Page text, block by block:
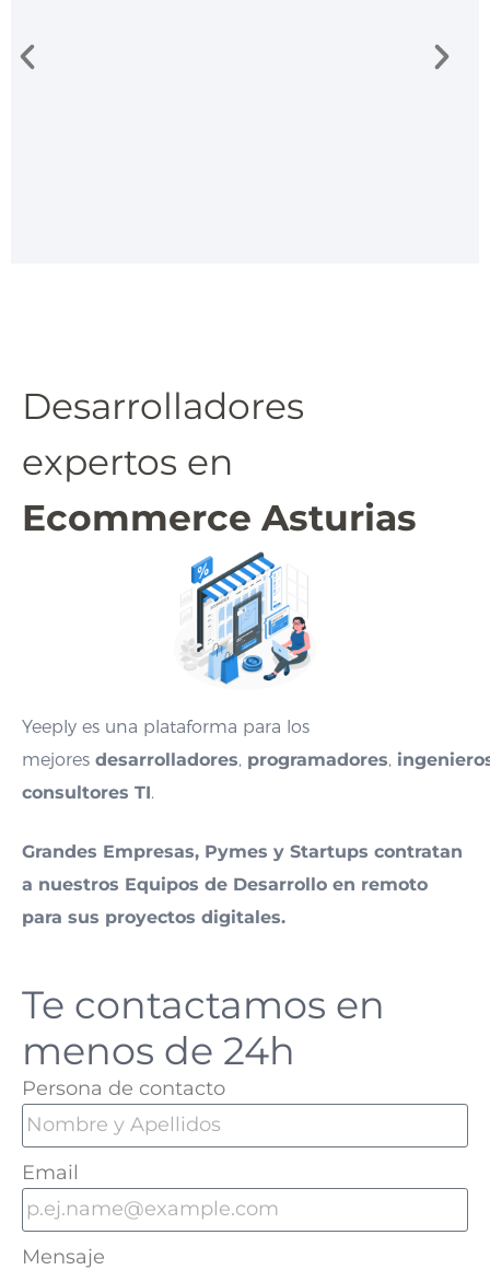
Desarrolladores
expertos en
Ecommerce Asturias
Yeeply es una plataforma para los
mejores desarrolladores, programadores,
consultores TI.
Grandes Empresas, Pymes y Startups contratan
a nuestros Equipos de Desarrollo en remoto
para sus proyectos digitales.
Te contactamos en
menos de 24h
Persona de contacto
Email
Mensaje